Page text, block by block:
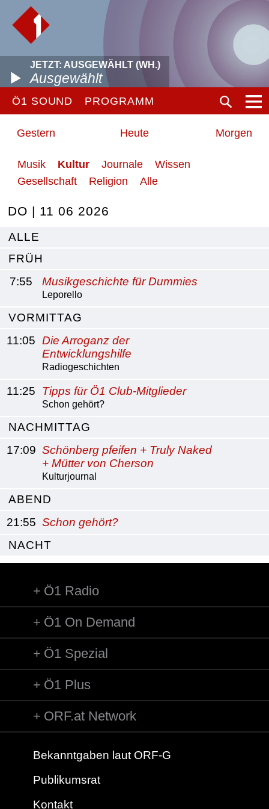
JETZT: AUSGEWÄHLT (WH.)
Ausgewählt
Ö1 SOUND PROGRAMM
Gestern Heute Morgen
Musik Kultur Journale
Wissen
Gesellschaft
Religion Alle
DO | 11 06 2026
ALLE
FRÜH
7:55
Musikgeschichte für Dummies
Leporello
VORMITTAG
11:05 Die Arroganz der
Entwicklungshilfe
Radiogeschichten
11:25 Tipps für Ö1 Club-Mitglieder
Schon gehört?
NACHMITTAG
17:09 Schönberg pfeifen + Truly Naked
+ Mütter von Cherson
Kulturjournal
ABEND
21:55 Schon gehört?
NACHT
Ö1 Radio
Ö1 On Demand
Ö1 Spezial
Ö1 Plus
ORF.at Network
Bekanntgaben laut ORF-G
Publikumsrat
Kontakt